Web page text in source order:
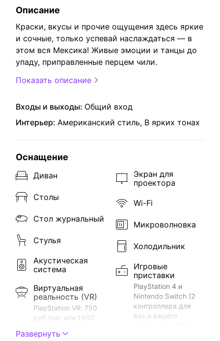
Описание
Краски, вкусы и прочие ощущения здесь яркие
и сочные, только успевай наслаждаться — в
этом вся Мексика! Живые эмоции и танцы до
упаду, приправленные перцем чили.
Показать описание
Входы и выходы: Общий вход
Интерьер: Американский стиль, В ярких тонах
Оснащение
Диван
Столы
Стол журнальный
Стулья
Акустическая
система
Виртуальная
реальность (VR)
PlayStation VR: 750
руб./час или 1900
Экран для
проектора
Wi-Fi
Микроволновка
Холодильник
Игровые
приставки
PlayStation 4 и
Nintendo Switch (2
контроллера для
вас и вашего
Развернуть